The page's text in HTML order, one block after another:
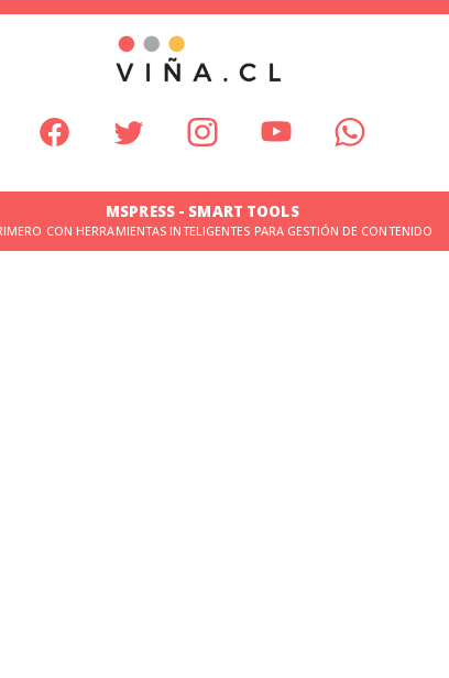
MSPRESS - SMART TOOLS
CON HERRAMIENTAS INTELIGENTES PARA GESTIÓN DE CONTENIDO